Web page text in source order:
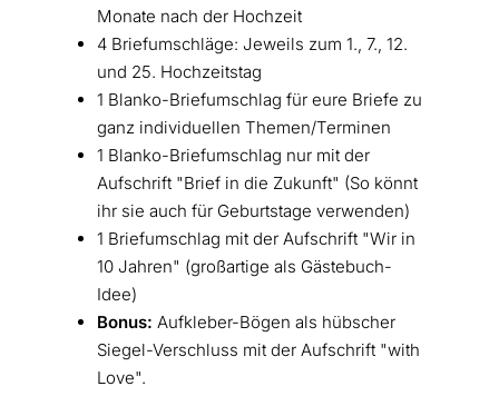
Monate nach der Hochzeit
4 Briefumschläge: Jeweils zum 1., 7., 12.
und 25. Hochzeitstag
1 Blanko-Briefumschlag für eure Briefe zu
ganz individuellen Themen/Terminen
1 Blanko-Briefumschlag nur mit der
Aufschrift "Brief in die Zukunft" (So könnt
ihr sie auch für Geburtstage verwenden)
1 Briefumschlag mit der Aufschrift "Wir in
10 Jahren" (großartige als Gästebuch-
Idee)
Bonus: Aufkleber-Bögen als hübscher
Siegel-Verschluss mit der Aufschrift "with
Love".